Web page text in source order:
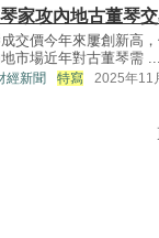
家攻內地古董琴
交價今年來屢創新高
市場近年對古董琴需 ...
經新聞 特寫 2025年11